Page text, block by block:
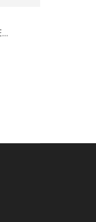
CONJUNTO DE LEGGINS Y SUDADERO DEPORTIVO COLOR GRIS CLARO.